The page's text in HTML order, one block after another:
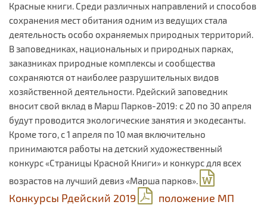
Красные книги. Среди различных направлений и способов
сохранения мест обитания одним из ведущих стала
деятельность особо охраняемых природных территорий.
В заповедниках, национальных и природных парках,
заказниках природные комплексы и сообщества
сохраняются от наиболее разрушительных видов
хозяйственной деятельности. Рдейский заповедник
вносит свой вклад в Марш Парков-2019: с 20 по 30 апреля
будут проводится экологические занятия и экодесанты.
Кроме того, с 1 апреля по 10 мая включительно
принимаются работы на детский художественный
конкурс «Страницы Красной Книги» и конкурс для всех
возрастов на лучший девиз «Марша парков».
Конкурсы Рдейский 2019
положение МП